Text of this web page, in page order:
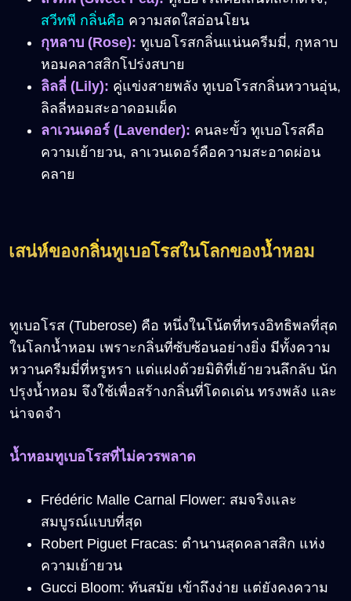
สวีทพี กลิ่นคือ ความสดใสอ่อนโยน
กุหลาบ (Rose): ทูเบอโรสกลิ่นแน่นครีมมี่, กุหลาบ
หอมคลาสสิกโปร่งสบาย
ลิลลี่ (Lily): คู่แข่งสายพลัง ทูเบอโรสกลิ่นหวานอุ่น,
ลิลลี่หอมสะอาดอมเผ็ด
ลาเวนเดอร์ (Lavender): คนละขั้ว ทูเบอโรสคือ
ความเย้ายวน, ลาเวนเดอร์คือความสะอาดผ่อน
คลาย
เสน่ห์ของกลิ่นทูเบอโรสในโลกของน้ำหอม
ทูเบอโรส (Tuberose) คือ หนึ่งในโน้ตที่ทรงอิทธิพลที่สุด
ในโลกน้ำหอม เพราะกลิ่นที่ซับซ้อนอย่างยิ่ง มีทั้งความ
หวานครีมมี่ที่หรูหรา แต่แฝงด้วยมิติที่เย้ายวนลึกลับ นัก
ปรุงน้ำหอม จึงใช้เพื่อสร้างกลิ่นที่โดดเด่น ทรงพลัง และ
น่าจดจำ
น้ำหอมทูเบอโรสที่ไม่ควรพลาด
Frédéric Malle Carnal Flower: สมจริงและ
สมบูรณ์แบบที่สุด
Robert Piguet Fracas: ตำนานสุดคลาสสิก แห่ง
ความเย้ายวน
Gucci Bloom: ทันสมัย เข้าถึงง่าย แต่ยังคงความ